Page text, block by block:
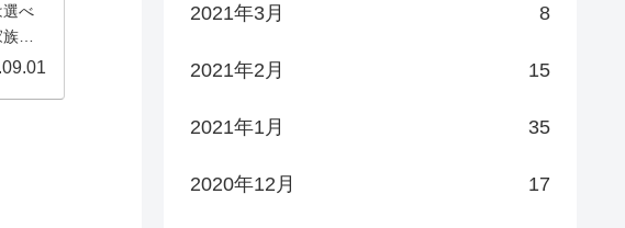
選べ
の
2021年3月 8
2021年2月 15
2021年1月 35
2020年12月 17